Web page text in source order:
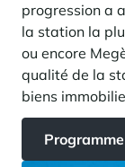
progression a
la station la
ou encore
qualité de la
biens